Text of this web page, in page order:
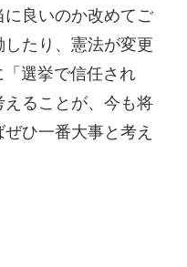
に良いのか改めてご
たり、憲法が変更
選挙で信任され
ることが、今も将
ひ一番大事と考え